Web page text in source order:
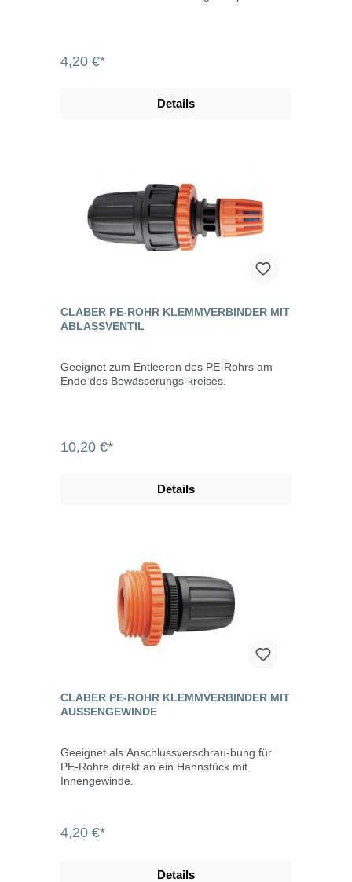
4,20 €*
Details
CLABER PE-ROHR KLEMMVERBINDER MIT
ABLASSVENTIL
Geeignet zum Entleeren des PE-Rohrs am
Ende des Bewässerungs-kreises.
10,20 €*
Details
CLABER PE-ROHR KLEMMVERBINDER MIT
AUSSENGEWINDE
Geeignet als Anschlussverschrau-bung für
PE-Rohre direkt an ein Hahnstück mit
Innengewinde.
4,20 €*
Details